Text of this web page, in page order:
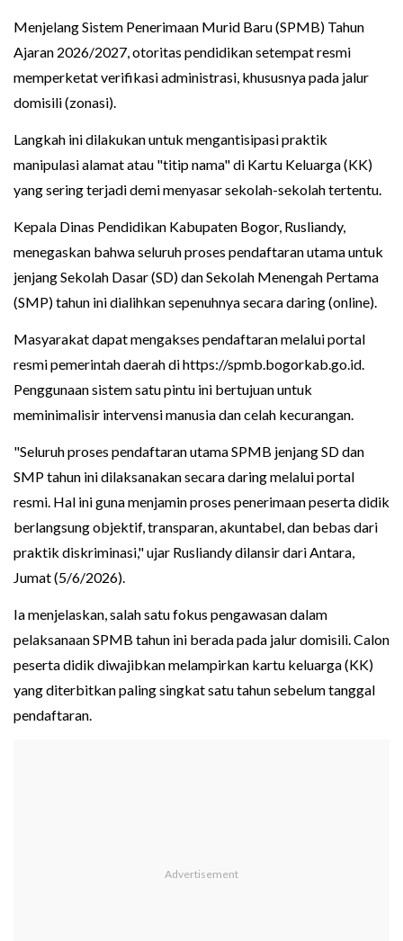
Menjelang Sistem Penerimaan Murid Baru (SPMB) Tahun
Ajaran 2026/2027, otoritas pendidikan setempat resmi
memperketat verifikasi administrasi, khususnya pada jalur
domisili (zonasi).
Langkah ini dilakukan untuk mengantisipasi praktik
manipulasi alamat atau "titip nama" di Kartu Keluarga (KK)
yang sering terjadi demi menyasar sekolah-sekolah tertentu.
Kepala Dinas Pendidikan Kabupaten Bogor, Rusliandy,
menegaskan bahwa seluruh proses pendaftaran utama untuk
jenjang Sekolah Dasar (SD) dan Sekolah Menengah Pertama
(SMP) tahun ini dialihkan sepenuhnya secara daring (online).
Masyarakat dapat mengakses pendaftaran melalui portal
resmi pemerintah daerah di https://spmb.bogorkab.go.id.
Penggunaan sistem satu pintu ini bertujuan untuk
meminimalisir intervensi manusia dan celah kecurangan.
"Seluruh proses pendaftaran utama SPMB jenjang SD dan
SMP tahun ini dilaksanakan secara daring melalui portal
resmi. Hal ini guna menjamin proses penerimaan peserta didik
berlangsung objektif, transparan, akuntabel, dan bebas dari
praktik diskriminasi," ujar Rusliandy dilansir dari Antara,
Jumat (5/6/2026).
Ia menjelaskan, salah satu fokus pengawasan dalam
pelaksanaan SPMB tahun ini berada pada jalur domisili. Calon
peserta didik diwajibkan melampirkan kartu keluarga (KK)
yang diterbitkan paling singkat satu tahun sebelum tanggal
pendaftaran.